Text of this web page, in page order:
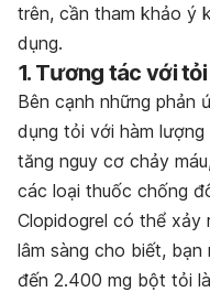
trên, cần tham khảo ý
dụng.
1. Tương tác với tỏi
Bên cạnh những phản
dụng tỏi với hàm
tăng nguy cơ chảy
các loại thuốc chống
Clopidogrel có thể xảy
lâm sàng cho biết,
đến 2.400 mg bột tỏi